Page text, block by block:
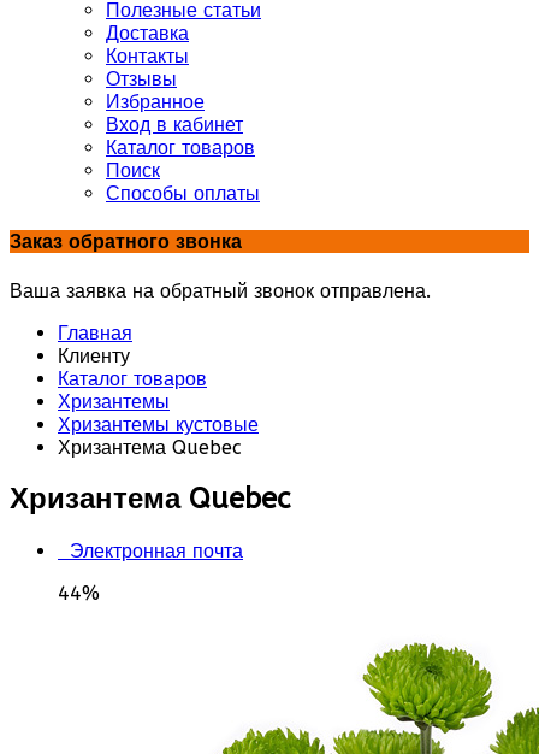
Полезные статьи
Доставка
Контакты
Отзывы
Избранное
Вход в кабинет
Каталог товаров
Поиск
Способы оплаты
Заказ обратного звонка
Ваша заявка на обратный звонок отправлена.
Главная
Клиенту
Каталог товаров
Хризантемы
Хризантемы кустовые
Хризантема Quebec
Хризантема Quebec
Электронная почта
44%